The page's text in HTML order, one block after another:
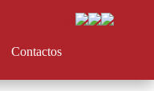
Contactos